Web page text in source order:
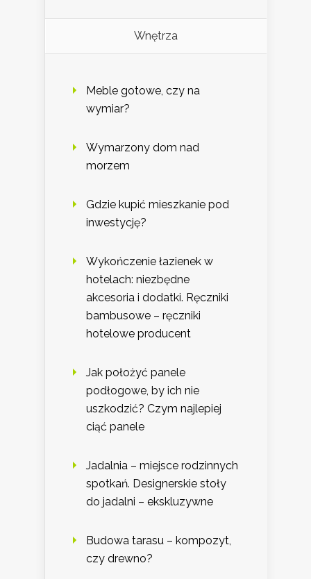
Wnętrza
Meble gotowe, czy na
wymiar?
Wymarzony dom nad
morzem
Gdzie kupić mieszkanie pod
inwestycję?
Wykończenie łazienek w
hotelach: niezbędne
akcesoria i dodatki. Ręczniki
bambusowe – ręczniki
hotelowe producent
Jak położyć panele
podłogowe, by ich nie
uszkodzić? Czym najlepiej
ciąć panele
Jadalnia – miejsce rodzinnych
spotkań. Designerskie stoły
do jadalni – ekskluzywne
Budowa tarasu – kompozyt,
czy drewno?